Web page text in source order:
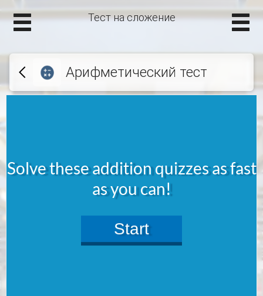
Тест на сложение
Арифметический тест